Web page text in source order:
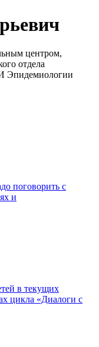
центром,
отдела
Эпидемиологии
поговорить с
и
в текущих
цикла «Диалоги с